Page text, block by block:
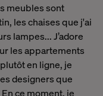
meubles sont
les chaises que j'ai
lampes... J’adore
les appartements
en ligne, je
designers que
ce moment, je